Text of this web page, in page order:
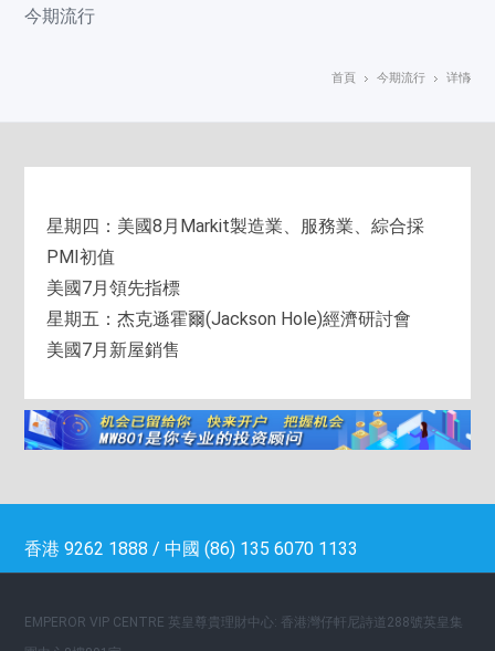
今期流行
首頁 今期流行 详情
星期四：美國8月Markit製造業、服務業、綜合採
PMI初值
美國7月領先指標
星期五：杰克遜霍爾(Jackson Hole)經濟研討會
美國7月新屋銷售
香港 9262 1888 / 中國 (86) 135 6070 1133
EMPEROR VIP CENTRE 英皇尊貴理財中心: 香港灣仔軒尼詩道288號英皇集